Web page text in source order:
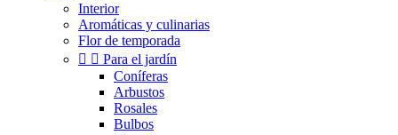
Interior
Aromáticas y culinarias
Flor de temporada
  Para el jardín
Coníferas
Arbustos
Rosales
Bulbos